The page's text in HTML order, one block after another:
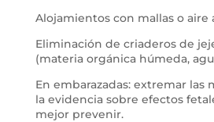
Alojamientos con mallas o aire
Eliminación de criaderos de
(materia orgánica húmeda,
En embarazadas: extremar las
la evidencia sobre efectos
mejor prevenir.